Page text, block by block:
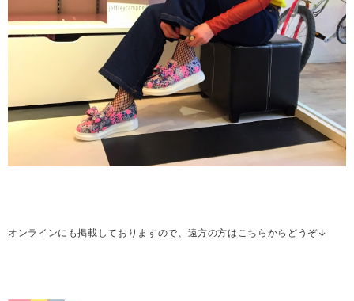
オンラインにも掲載しておりますので、遠方の方はこちらからどうぞ↓